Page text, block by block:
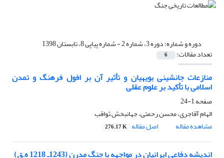
دوره و شماره:دوره 3، شماره 2 - شماره پیاپی 8، تابستان 1398
تعداد مقالات: 6
منازعات جانشینی بویهیان و تأثیر آن بر افول فرهنگ و تمدن
اسلامی با تأکید بر علوم عقلی
صفحه1-24
الهام آقاجری، محسن رحمتی، جهانبخش ثواقب
مشاهده مقاله
اصل مقاله 276.17 K
اندیشه دفاعی ایرانیان در مواجهه با جنگ مدرن (1243ـ 1218 ه.ق)